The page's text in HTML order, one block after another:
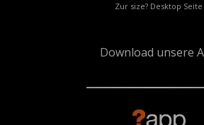
Zur size? Desktop Seite
Download unsere